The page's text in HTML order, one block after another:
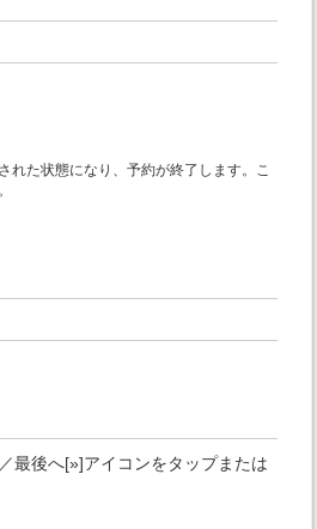
れた状態になり、予約が終了します。こ
最後へ[»]アイコンをタップまたは